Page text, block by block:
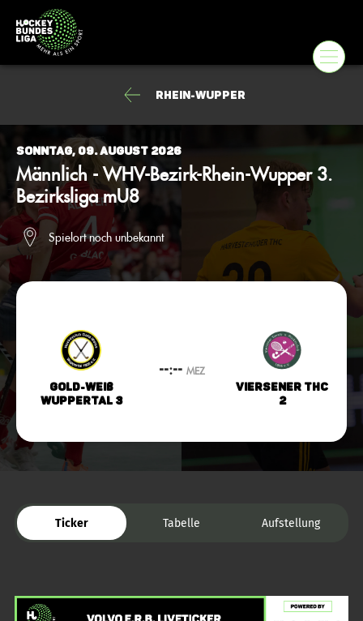
Rhein-Wupper
Sonntag, 09. August 2026
Männlich - WHV-Bezirk-Rhein-Wupper 3.
Bezirksliga mU8
Spielort noch unbekannt
Gold-Weiß
Wuppertal 3
--:-- MEZ
Viersener THC
2
Ticker Tabelle Aufstellung